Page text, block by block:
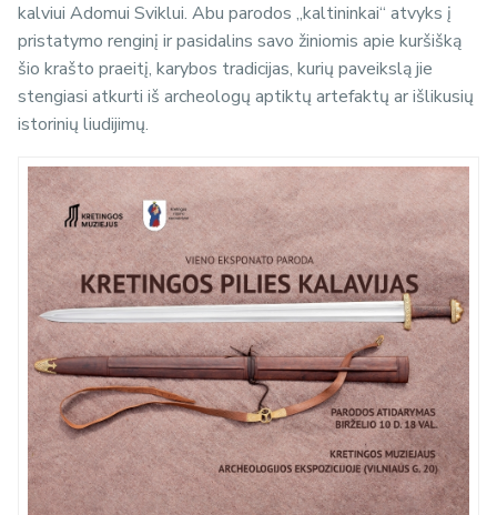
kalviui Adomui Sviklui. Abu parodos „kaltininkai“ atvyks į
pristatymo renginį ir pasidalins savo žiniomis apie kuršišką
šio krašto praeitį, karybos tradicijas, kurių paveikslą jie
stengiasi atkurti iš archeologų aptiktų artefaktų ar išlikusių
istorinių liudijimų.